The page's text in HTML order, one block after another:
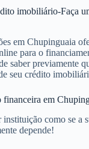
imobiliário-Faça
em Chupinguaia
para o
saber previamente
seu crédito
financeira em
como se a
depende!